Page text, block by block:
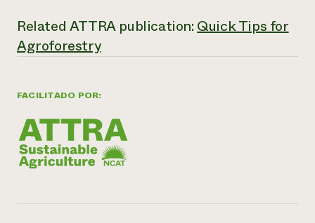
un
Llame a la
FACILITADO POR:
Related ATTRA publication:Quick Tips for
Agroforestry